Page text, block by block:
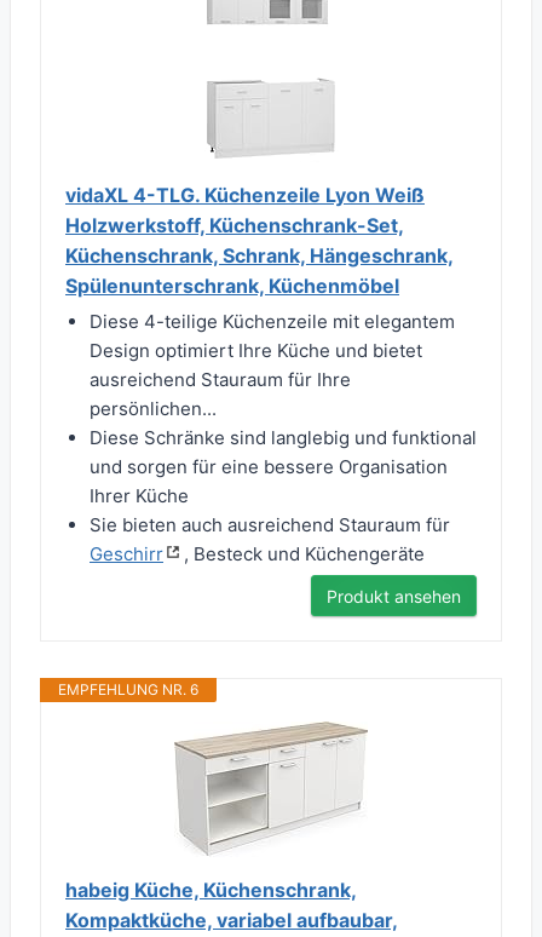
vidaXL 4-TLG. Küchenzeile Lyon Weiß
Holzwerkstoff, Küchenschrank-Set,
Küchenschrank, Schrank, Hängeschrank,
Spülenunterschrank, Küchenmöbel
Diese 4-teilige Küchenzeile mit elegantem
Design optimiert Ihre Küche und bietet
ausreichend Stauraum für Ihre
persönlichen...
Diese Schränke sind langlebig und funktional
und sorgen für eine bessere Organisation
Ihrer Küche
Sie bieten auch ausreichend Stauraum für
Geschirr
, Besteck und Küchengeräte
Produkt ansehen
EMPFEHLUNG NR. 6
habeig Küche, Küchenschrank,
Kompaktküche, variabel aufbaubar,